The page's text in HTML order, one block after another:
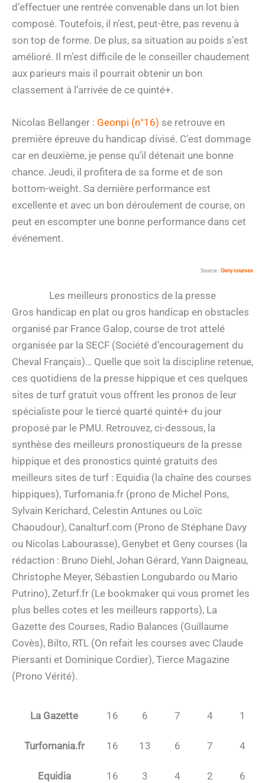
d’effectuer une rentrée convenable dans un lot bien
composé. Toutefois, il n’est, peut-être, pas revenu à
son top de forme. De plus, sa situation au poids s’est
amélioré. Il m’est difficile de le conseiller chaudement
aux parieurs mais il pourrait obtenir un bon
classement à l’arrivée de ce quinté+.
Nicolas Bellanger : Geonpi (n°16) se retrouve en
première épreuve du handicap divisé. C’est dommage
car en deuxième, je pense qu’il détenait une bonne
chance. Jeudi, il profitera de sa forme et de son
bottom-weight. Sa dernière performance est
excellente et avec un bon déroulement de course, on
peut en escompter une bonne performance dans cet
événement.
Source : Geny courses
Les meilleurs pronostics de la presse
Gros handicap en plat ou gros handicap en obstacles
organisé par France Galop, course de trot attelé
organisée par la SECF (Société d’encouragement du
Cheval Français)… Quelle que soit la discipline retenue,
ces quotidiens de la presse hippique et ces quelques
sites de turf gratuit vous offrent les pronos de leur
spécialiste pour le tiercé quarté quinté+ du jour
proposé par le PMU. Retrouvez, ci-dessous, la
synthèse des meilleurs pronostiqueurs de la presse
hippique et des pronostics quinté gratuits des
meilleurs sites de turf : Equidia (la chaîne des courses
hippiques), Turfomania.fr (prono de Michel Pons,
Sylvain Kerichard, Celestin Antunes ou Loïc
Chaoudour), Canalturf.com (Prono de Stéphane Davy
ou Nicolas Labourasse), Genybet et Geny courses (la
rédaction : Bruno Diehl, Johan Gérard, Yann Daigneau,
Christophe Meyer, Sébastien Longubardo ou Mario
Putrino), Zeturf.fr (Le bookmaker qui vous promet les
plus belles cotes et les meilleurs rapports), La
Gazette des Courses, Radio Balances (Guillaume
Covès), Bilto, RTL (On refait les courses avec Claude
Piersanti et Dominique Cordier), Tierce Magazine
(Prono Vérité).
La Gazette 16 6 7 4 1
Turfomania.fr 16 13 6 7 4
Equidia 16 3 4 2 6